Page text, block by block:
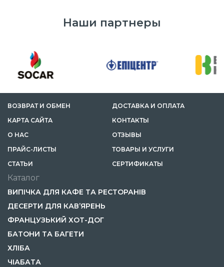
Наши партнеры
ВОЗВРАТ И ОБМЕН
ДОСТАВКА И ОПЛАТА
КАРТА САЙТА
КОНТАКТЫ
О НАС
ОТЗЫВЫ
ПРАЙС-ЛИСТЫ
ТОВАРЫ И УСЛУГИ
CТАТЬИ
СЕРТИФИКАТЫ
Каталог
ВИПІЧКА ДЛЯ КАФЕ ТА РЕСТОРАНІВ
ДЕСЕРТИ ДЛЯ КАВ’ЯРЕНЬ
ФРАНЦУЗЬКИЙ ХОТ-ДОГ
БАТОНИ ТА БАГЕТИ
ХЛІБА
ЧІАБАТА